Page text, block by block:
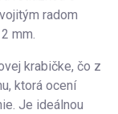
radom
mm.
krabičke, čo z
ktorá ocení
Je ideálnou